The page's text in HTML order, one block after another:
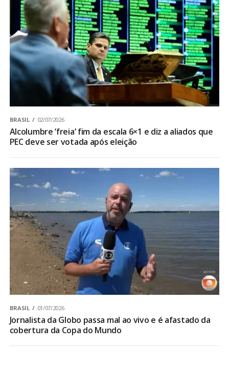
BRASIL 02/07/2026
Alcolumbre ‘freia’ fim da escala 6×1 e diz a aliados que
PEC deve ser votada após eleição
BRASIL 01/07/2026
Jornalista da Globo passa mal ao vivo e é afastado da
cobertura da Copa do Mundo